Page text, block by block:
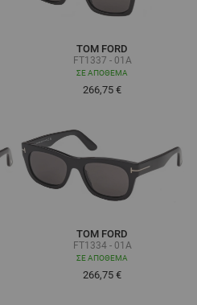
TOM FORD
FT1337 - 01A
ΣΕ ΑΠΌΘΕΜΑ
266,75 €
TOM FORD
FT1334 - 01A
ΣΕ ΑΠΌΘΕΜΑ
266,75 €